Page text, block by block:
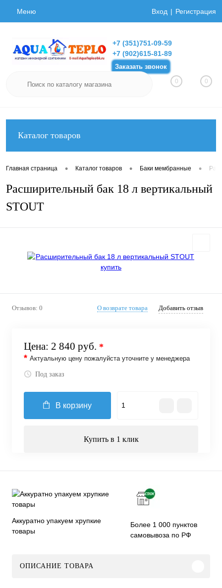
Меню Вход Регистрация
+7 (351)751-09-59
+7 (902)615-81-89
Заказать звонок
0 0
Каталог товаров
Главная страница • Каталог товаров • Баки мембранные •
Расширительный бак 18 л вертикальный
STOUT
Отзывов: 0 О возврате товара Добавить отзыв
Цена: 2 840 руб. *
* Актуальную цену пожалуйста уточните у менеджера
Под заказ
В корзину
Купить в 1 клик
Аккуратно упакуем хрупкие
товары
Более 1 000 пунктов
самовывоза по РФ
ОПИСАНИЕ ТОВАРА